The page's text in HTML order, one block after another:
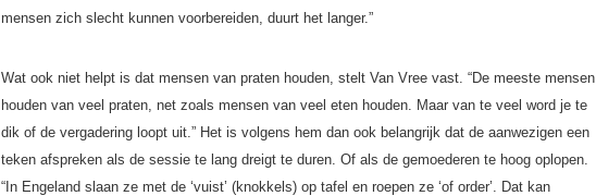
mensen zich slecht kunnen voorbereiden, duurt het langer.”
Wat ook niet helpt is dat mensen van praten houden, stelt Van Vree vast. “De meeste mensen
houden van veel praten, net zoals mensen van veel eten houden. Maar van te veel word je te
dik of de vergadering loopt uit.” Het is volgens hem dan ook belangrijk dat de aanwezigen een
teken afspreken als de sessie te lang dreigt te duren. Of als de gemoederen te hoog oplopen.
“In Engeland slaan ze met de ‘vuist’ (knokkels) op tafel en roepen ze ‘of order’. Dat kan